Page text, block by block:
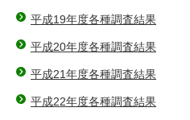
平成19年度各種調査結果
平成20年度各種調査結果
平成21年度各種調査結果
平成22年度各種調査結果